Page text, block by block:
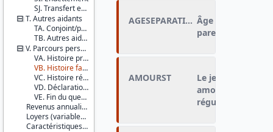
SJ. Transfert enfant vers parents
T. Autres aidants
TA. Conjoint/partenaire
TB. Autres aidants
V. Parcours personnel et professionnel
VA. Histoire professionnelle
VB. Histoire familiale
VC. Histoire résidentielle
VD. Déclaration d'impôt
VE. Fin du questionnaire
Revenus annualisés (variables calculées)
Loyers (variables imputées)
Caractéristiques d'enquête
AGESEPARATIONPÂge au moment
parents
AMOURST
Le jeune adulte
amoureuse
régulièrement)